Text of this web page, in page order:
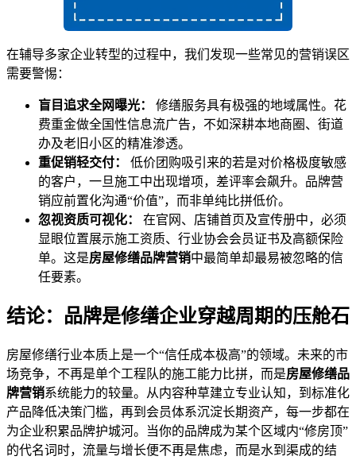
在辅导多家企业转型的过程中，我们发现一些常见的营销误区
需要警惕：
盲目追求全网曝光：
修缮服务具有极强的地域属性。花
费重金做全国性信息流广告，不如深耕本地商圈、街道
办及老旧小区的精准渗透。
重促销轻交付：
低价团购吸引来的若是对价格极度敏感
的客户，一旦施工中出现增项，差评率会飙升。品牌营
销应前置化沟通“价值”，而非单纯比拼低价。
忽视资质可视化：
在官网、店铺首页及宣传册中，必须
显眼位置展示施工资质、行业协会会员证书及高额保险
单。这是房屋修缮品牌营销中最简单却最易被忽略的信
任要素。
结论：品牌是修缮企业穿越周期的压舱石
房屋修缮行业本质上是一个“信任成本极高”的领域。未来的市
场竞争，不再是单个工程队的施工能力比拼，而是房屋修缮品
牌营销系统能力的较量。从内容种草建立专业认知，到标准化
产品降低决策门槛，再到会员体系沉淀长期资产，每一步都在
为企业积累品牌护城河。当你的品牌成为某个区域内“修房顶”
的代名词时，流量与增长便不再是焦虑，而是水到渠成的结